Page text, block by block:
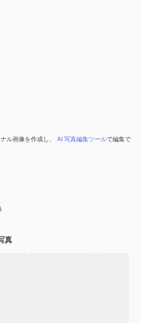
ル画像を作成し、 AI 写真編集ツールで編集で
真